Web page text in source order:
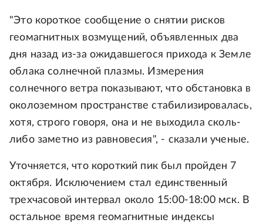
"Это короткое сообщение о снятии рисков
геомагнитных возмущений, объявленных два
дня назад из-за ожидавшегося прихода к Земле
облака солнечной плазмы. Измерения
солнечного ветра показывают, что обстановка в
околоземном пространстве стабилизировалась,
хотя, строго говоря, она и не выходила сколь-
либо заметно из равновесия", - сказали ученые.
Уточняется, что короткий пик был пройден 7
октября. Исключением стал единственный
трехчасовой интервал около 15:00-18:00 мск. В
остальное время геомагнитные индексы